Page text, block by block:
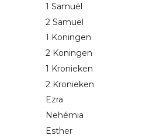
1 Samuël
2 Samuël
1 Koningen
2 Koningen
1 Kronieken
2 Kronieken
Ezra
Nehémia
Esther